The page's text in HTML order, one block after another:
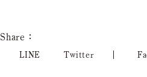
Share：
LINE Twitter